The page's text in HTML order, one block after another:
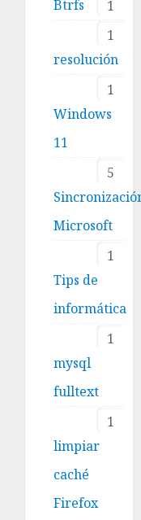
1
Btrfs
1
resolución
1
Windows
11
5
Microsoft
1
Tips de
informática
1
mysql
fulltext
1
limpiar
caché
Firefox